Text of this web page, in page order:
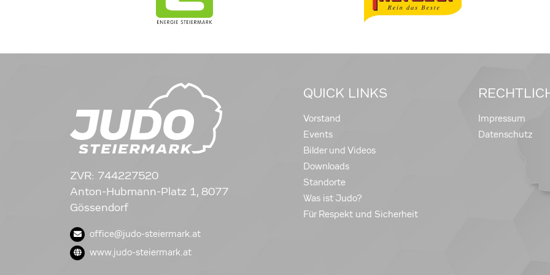
ZVR: 744227520
Anton-Hubmann-Platz 1, 8077
Gössendorf
office@judo-steiermark.at
www.judo-steiermark.at
QUICK LINKS
Vorstand
Events
Bilder und Videos
Downloads
Standorte
Was ist Judo?
Für Respekt und Sicherheit
Impressum
Datenschutz